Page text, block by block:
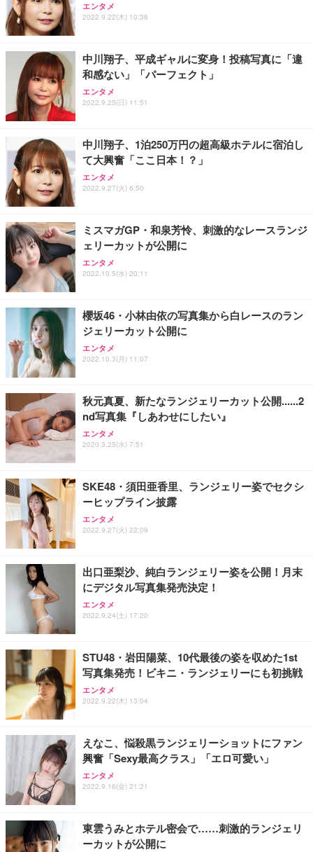
ワーク チェア 強化バックレスト 30度ロッキング機
能 人間工学 椅子 腰サポート 90度跳ね上げ式アーム
務用 おしゃれ パソコンチェア (ブラック)
Sezlife オフィスチェア デスクチェア 疲れない テレ
ワーク チェア 強化バックレスト 30度ロッキング機
能 人間工学 椅子 腰サポート 90度跳ね上げ式アーム
務用 おしゃれ パソコンチェア (ホワイト)
ANDWINT オフィスチェア デスクチェア 肘なし メ
ッシュ 通気性 ランバーサポート付き 腰サポート ガ
ス圧無段階昇降 360度回転 キャスター付き コンパク
【純正品】27"ゲーミングモニター DualSense 充電
フック付き（CFI-ZDM1J）
【整備済み品】Dell E2724HS 27インチ 液晶モニタ
ー フルHD（1920×1080）VA 非光沢 HDMI/DisplayP
ort/VGA スピーカー内蔵 高さ調整 スイベル VESA対
【MiniLED/24.5inch/280Hz/FHD】GRAPHT THE S
HOOTER Gaming Monitor 24” Essential ゲーミン
グモニター QD 24.5インチ 1ms FHD 量子ドット 残
ネオ・ルーライフ ネオ・オムツ L 中型犬用 26枚入
り 単品
Smart Basic(スマートベーシック) 【Amazon.co.jp
限定】 Smart Basic アイリスオーヤマ ペットシーツ
超厚型 お徳用 ワイド 100枚入 (x 1) (ケース販売)
アイリスオーヤマ ペットシーツ 超厚型 お徳用 レギ
ュラー 200枚入【Amazon.co.jp限定】
エンタメ
2022.9.22(木) 10:36
中川翔子、平成ギャルに変身！投稿写真に「違
和感ない」「パーフェクト」
エンタメ
2022.9.25(日) 11:51
中川翔子、1泊250万円の超高級ホテルに宿泊し
て大興奮「ここ日本！？」
エンタメ
2022.9.27(火) 6:50
ミスマガGP・和泉芳怜、刺激的なレースランジ
ェリーカットが公開に
エンタメ
2022.10.5(水) 20:11
櫻坂46・小林由依の写真集から白レースのラン
ジェリーカット公開に
エンタメ
2022.10.3(月) 11:07
秋元真夏、新たなランジェリーカット公開......2
nd写真集『しあわせにしたい』
エンタメ
2020.3.25(水) 7:51
SKE48・須田亜香里、ランジェリー姿でセクシ
ーヒップライン披露
エンタメ
2022.9.27(火) 22:09
出口亜梨沙、純白ランジェリー姿を公開！月末
にデジタル写真集発売決定！
エンタメ
2022.9.24(土) 17:20
STU48・岩田陽菜、10代最後の姿を収めた1st
写真集発売！ビキニ・ランジェリーにも初挑戦
エンタメ
2022.9.22(木) 13:04
えなこ、悩殺黒ランジェリーショットにファン
興奮「Sexy最高クラス」「エロ可愛い」
エンタメ
2022.9.16(金) 21:21
東雲うみとホテル密会で……刺激的ランジェリ
ーカットが公開に